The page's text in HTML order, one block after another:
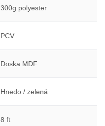
300g polyester
PCV
Doska MDF
Hnedo / zelená
8 ft